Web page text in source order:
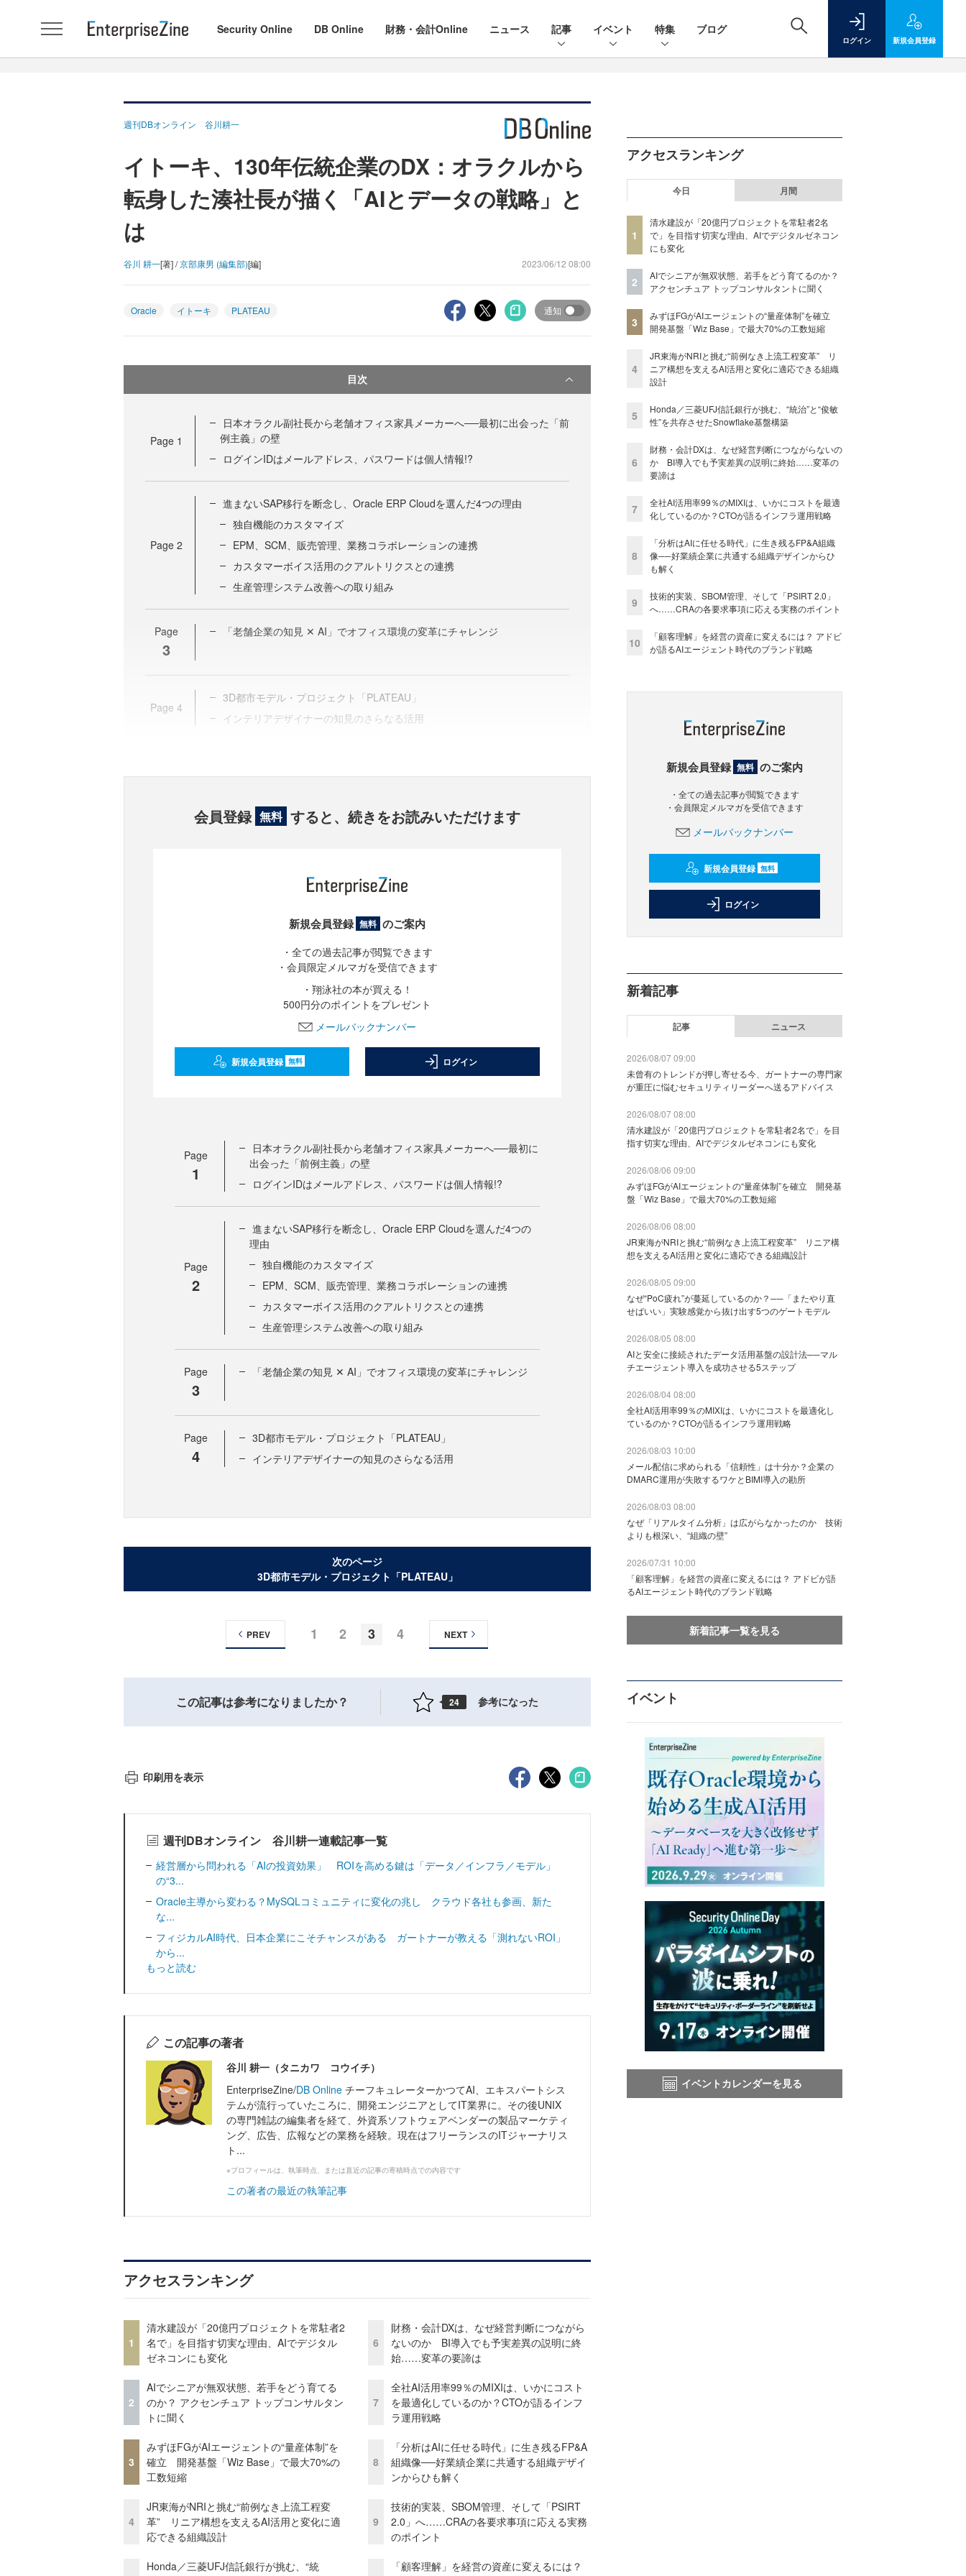
Security Online DB Online 財務・会計Online ニュース 記事 イベント 特集 ブログ
ログイン 新規会員登録
週刊DBオンライン 谷川耕一
イトーキ、130年伝統企業のDX：オラクルから
転身した湊社長が描く「AIとデータの戦略」と
は
谷川 耕一[著] /京部康男 (編集部)[編] 2023/06/12 08:00
Oracle イトーキ PLATEAU 通知
目次
Page 1
日本オラクル副社長から老舗オフィス家具メーカーへ──最初に出会った「前
例主義」の壁
ログインIDはメールアドレス、パスワードは個人情報!?
Page 2
進まないSAP移行を断念し、Oracle ERP Cloudを選んだ4つの理由
独自機能のカスタマイズ
EPM、SCM、販売管理、業務コラボレーションの連携
カスタマーボイス活用のクアルトリクスとの連携
生産管理システム改善への取り組み
Page
3
「老舗企業の知見 ✕ AI」でオフィス環境の変革にチャレンジ
Page 4
3D都市モデル・プロジェクト「PLATEAU」
インテリアデザイナーの知見のさらなる活用
会員登録 無料 すると、続きをお読みいただけます
新規会員登録 無料 のご案内
・全ての過去記事が閲覧できます
・会員限定メルマガを受信できます
・翔泳社の本が買える！
500円分のポイントをプレゼント
メールバックナンバー
新規会員登録 無料 ログイン
Page
1
日本オラクル副社長から老舗オフィス家具メーカーへ──最初に
出会った「前例主義」の壁
ログインIDはメールアドレス、パスワードは個人情報!?
Page
2
進まないSAP移行を断念し、Oracle ERP Cloudを選んだ4つの
理由
独自機能のカスタマイズ
EPM、SCM、販売管理、業務コラボレーションの連携
カスタマーボイス活用のクアルトリクスとの連携
生産管理システム改善への取り組み
Page
3
「老舗企業の知見 ✕ AI」でオフィス環境の変革にチャレンジ
Page
4
3D都市モデル・プロジェクト「PLATEAU」
インテリアデザイナーの知見のさらなる活用
次のページ
3D都市モデル・プロジェクト「PLATEAU」
1 2 3 4
PREV NEXT
この記事は参考になりましたか？ 24 参考になった
印刷用を表示
週刊DBオンライン 谷川耕一連載記事一覧
経営層から問われる「AIの投資効果」 ROIを高める鍵は「データ／インフラ／モデル」
の“3...
Oracle主導から変わる？MySQLコミュニティに変化の兆し クラウド各社も参画、新た
な...
フィジカルAI時代、日本企業にこそチャンスがある ガートナーが教える「測れないROI」
から...
もっと読む
この記事の著者
谷川 耕一（タニカワ コウイチ）
EnterpriseZine/DB Online チーフキュレーターかつてAI、エキスパートシス
テムが流行っていたころに、開発エンジニアとしてIT業界に。その後UNIX
の専門雑誌の編集者を経て、外資系ソフトウェアベンダーの製品マーケティ
ング、広告、広報などの業務を経験。現在はフリーランスのITジャーナリス
ト...
※プロフィールは、執筆時点、または直近の記事の寄稿時点での内容です
この著者の最近の執筆記事
アクセスランキング
1
清水建設が「20億円プロジェクトを常駐者2
名で」を目指す切実な理由、AIでデジタル
ゼネコンにも変化
2
AIでシニアが無双状態、若手をどう育てる
のか？ アクセンチュア トップコンサルタン
トに聞く
3
みずほFGがAIエージェントの“量産体制”を
確立 開発基盤「Wiz Base」で最大70%の
工数短縮
4
JR東海がNRIと挑む“前例なき上流工程変
革” リニア構想を支えるAI活用と変化に適
応できる組織設計
Honda／三菱UFJ信託銀行が挑む、“統
6
財務・会計DXは、なぜ経営判断につながら
ないのか BI導入でも予実差異の説明に終
始……変革の要諦は
7
全社AI活用率99％のMIXIは、いかにコスト
を最適化しているのか？CTOが語るインフ
ラ運用戦略
8
「分析はAIに任せる時代」に生き残るFP&A
組織像──好業績企業に共通する組織デザイ
ンからひも解く
9
技術的実装、SBOM管理、そして「PSIRT
2.0」へ……CRAの各要求事項に応える実務
のポイント
「顧客理解」を経営の資産に変えるには？
アクセスランキング
今日 月間
1
清水建設が「20億円プロジェクトを常駐者2名
で」を目指す切実な理由、AIでデジタルゼネコン
にも変化
2
AIでシニアが無双状態、若手をどう育てるのか？
アクセンチュア トップコンサルタントに聞く
3
みずほFGがAIエージェントの“量産体制”を確立
開発基盤「Wiz Base」で最大70%の工数短縮
4
JR東海がNRIと挑む“前例なき上流工程変革” リ
ニア構想を支えるAI活用と変化に適応できる組織
設計
5
Honda／三菱UFJ信託銀行が挑む、“統治”と“俊敏
性”を共存させたSnowflake基盤構築
6
財務・会計DXは、なぜ経営判断につながらないの
か BI導入でも予実差異の説明に終始……変革の
要諦は
7
全社AI活用率99％のMIXIは、いかにコストを最適
化しているのか？CTOが語るインフラ運用戦略
8
「分析はAIに任せる時代」に生き残るFP&A組織
像──好業績企業に共通する組織デザインからひ
も解く
9
技術的実装、SBOM管理、そして「PSIRT 2.0」
へ……CRAの各要求事項に応える実務のポイント
10
「顧客理解」を経営の資産に変えるには？ アドビ
が語るAIエージェント時代のブランド戦略
新規会員登録 無料 のご案内
・全ての過去記事が閲覧できます
・会員限定メルマガを受信できます
メールバックナンバー
新規会員登録 無料
ログイン
新着記事
記事 ニュース
2026/08/07 09:00
未曾有のトレンドが押し寄せる今、ガートナーの専門家
が重圧に悩むセキュリティリーダーへ送るアドバイス
2026/08/07 08:00
清水建設が「20億円プロジェクトを常駐者2名で」を目
指す切実な理由、AIでデジタルゼネコンにも変化
2026/08/06 09:00
みずほFGがAIエージェントの“量産体制”を確立 開発基
盤「Wiz Base」で最大70%の工数短縮
2026/08/06 08:00
JR東海がNRIと挑む“前例なき上流工程変革” リニア構
想を支えるAI活用と変化に適応できる組織設計
2026/08/05 09:00
なぜ“PoC疲れ”が蔓延しているのか？──「またやり直
せばいい」実験感覚から抜け出す5つのゲートモデル
2026/08/05 08:00
AIと安全に接続されたデータ活用基盤の設計法──マル
チエージェント導入を成功させる5ステップ
2026/08/04 08:00
全社AI活用率99％のMIXIは、いかにコストを最適化し
ているのか？CTOが語るインフラ運用戦略
2026/08/03 10:00
メール配信に求められる「信頼性」は十分か？企業の
DMARC運用が失敗するワケとBIMI導入の勘所
2026/08/03 08:00
なぜ「リアルタイム分析」は広がらなかったのか 技術
よりも根深い、“組織の壁”
2026/07/31 10:00
「顧客理解」を経営の資産に変えるには？ アドビが語
るAIエージェント時代のブランド戦略
新着記事一覧を見る
イベント
イベントカレンダーを見る